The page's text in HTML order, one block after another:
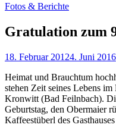
Fotos & Berichte
Gratulation zum
18. Februar 20124. Juni 2016
Heimat und Brauchtum
stehen Zeit seines Lebens
Kronwitt (Bad Feilnbach).
Geburtstag, den Obermaier
Kaffeestüberl des